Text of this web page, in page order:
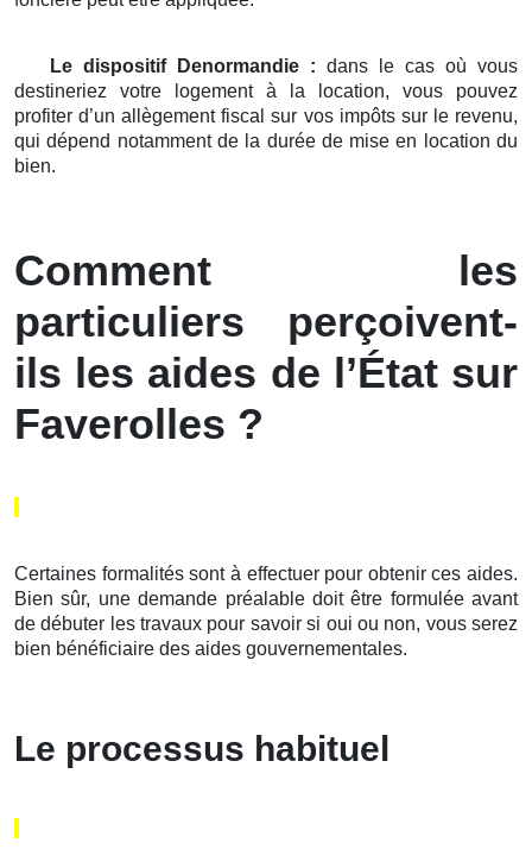
Le dispositif Denormandie : dans le cas où vous
destineriez votre logement à la location, vous pouvez
profiter d’un allègement fiscal sur vos impôts sur le revenu,
qui dépend notamment de la durée de mise en location du
bien.
Comment les
particuliers perçoivent-
ils les aides de l’État sur
Faverolles ?
Certaines formalités sont à effectuer pour obtenir ces aides.
Bien sûr, une demande préalable doit être formulée avant
de débuter les travaux pour savoir si oui ou non, vous serez
bien bénéficiaire des aides gouvernementales.
Le processus habituel